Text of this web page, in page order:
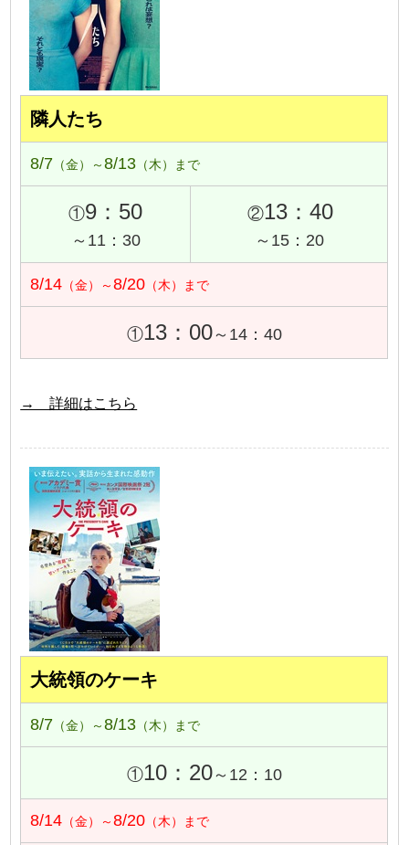
隣人たち
8/7 （金）～8/13 （木）まで
①9：50
～11：30
②13：40
～15：20
8/14 （金）～8/20 （木）まで
①13：00～14：40
→ 詳細はこちら
大統領のケーキ
8/7 （金）～8/13 （木）まで
①10：20～12：10
8/14 （金）～8/20 （木）まで